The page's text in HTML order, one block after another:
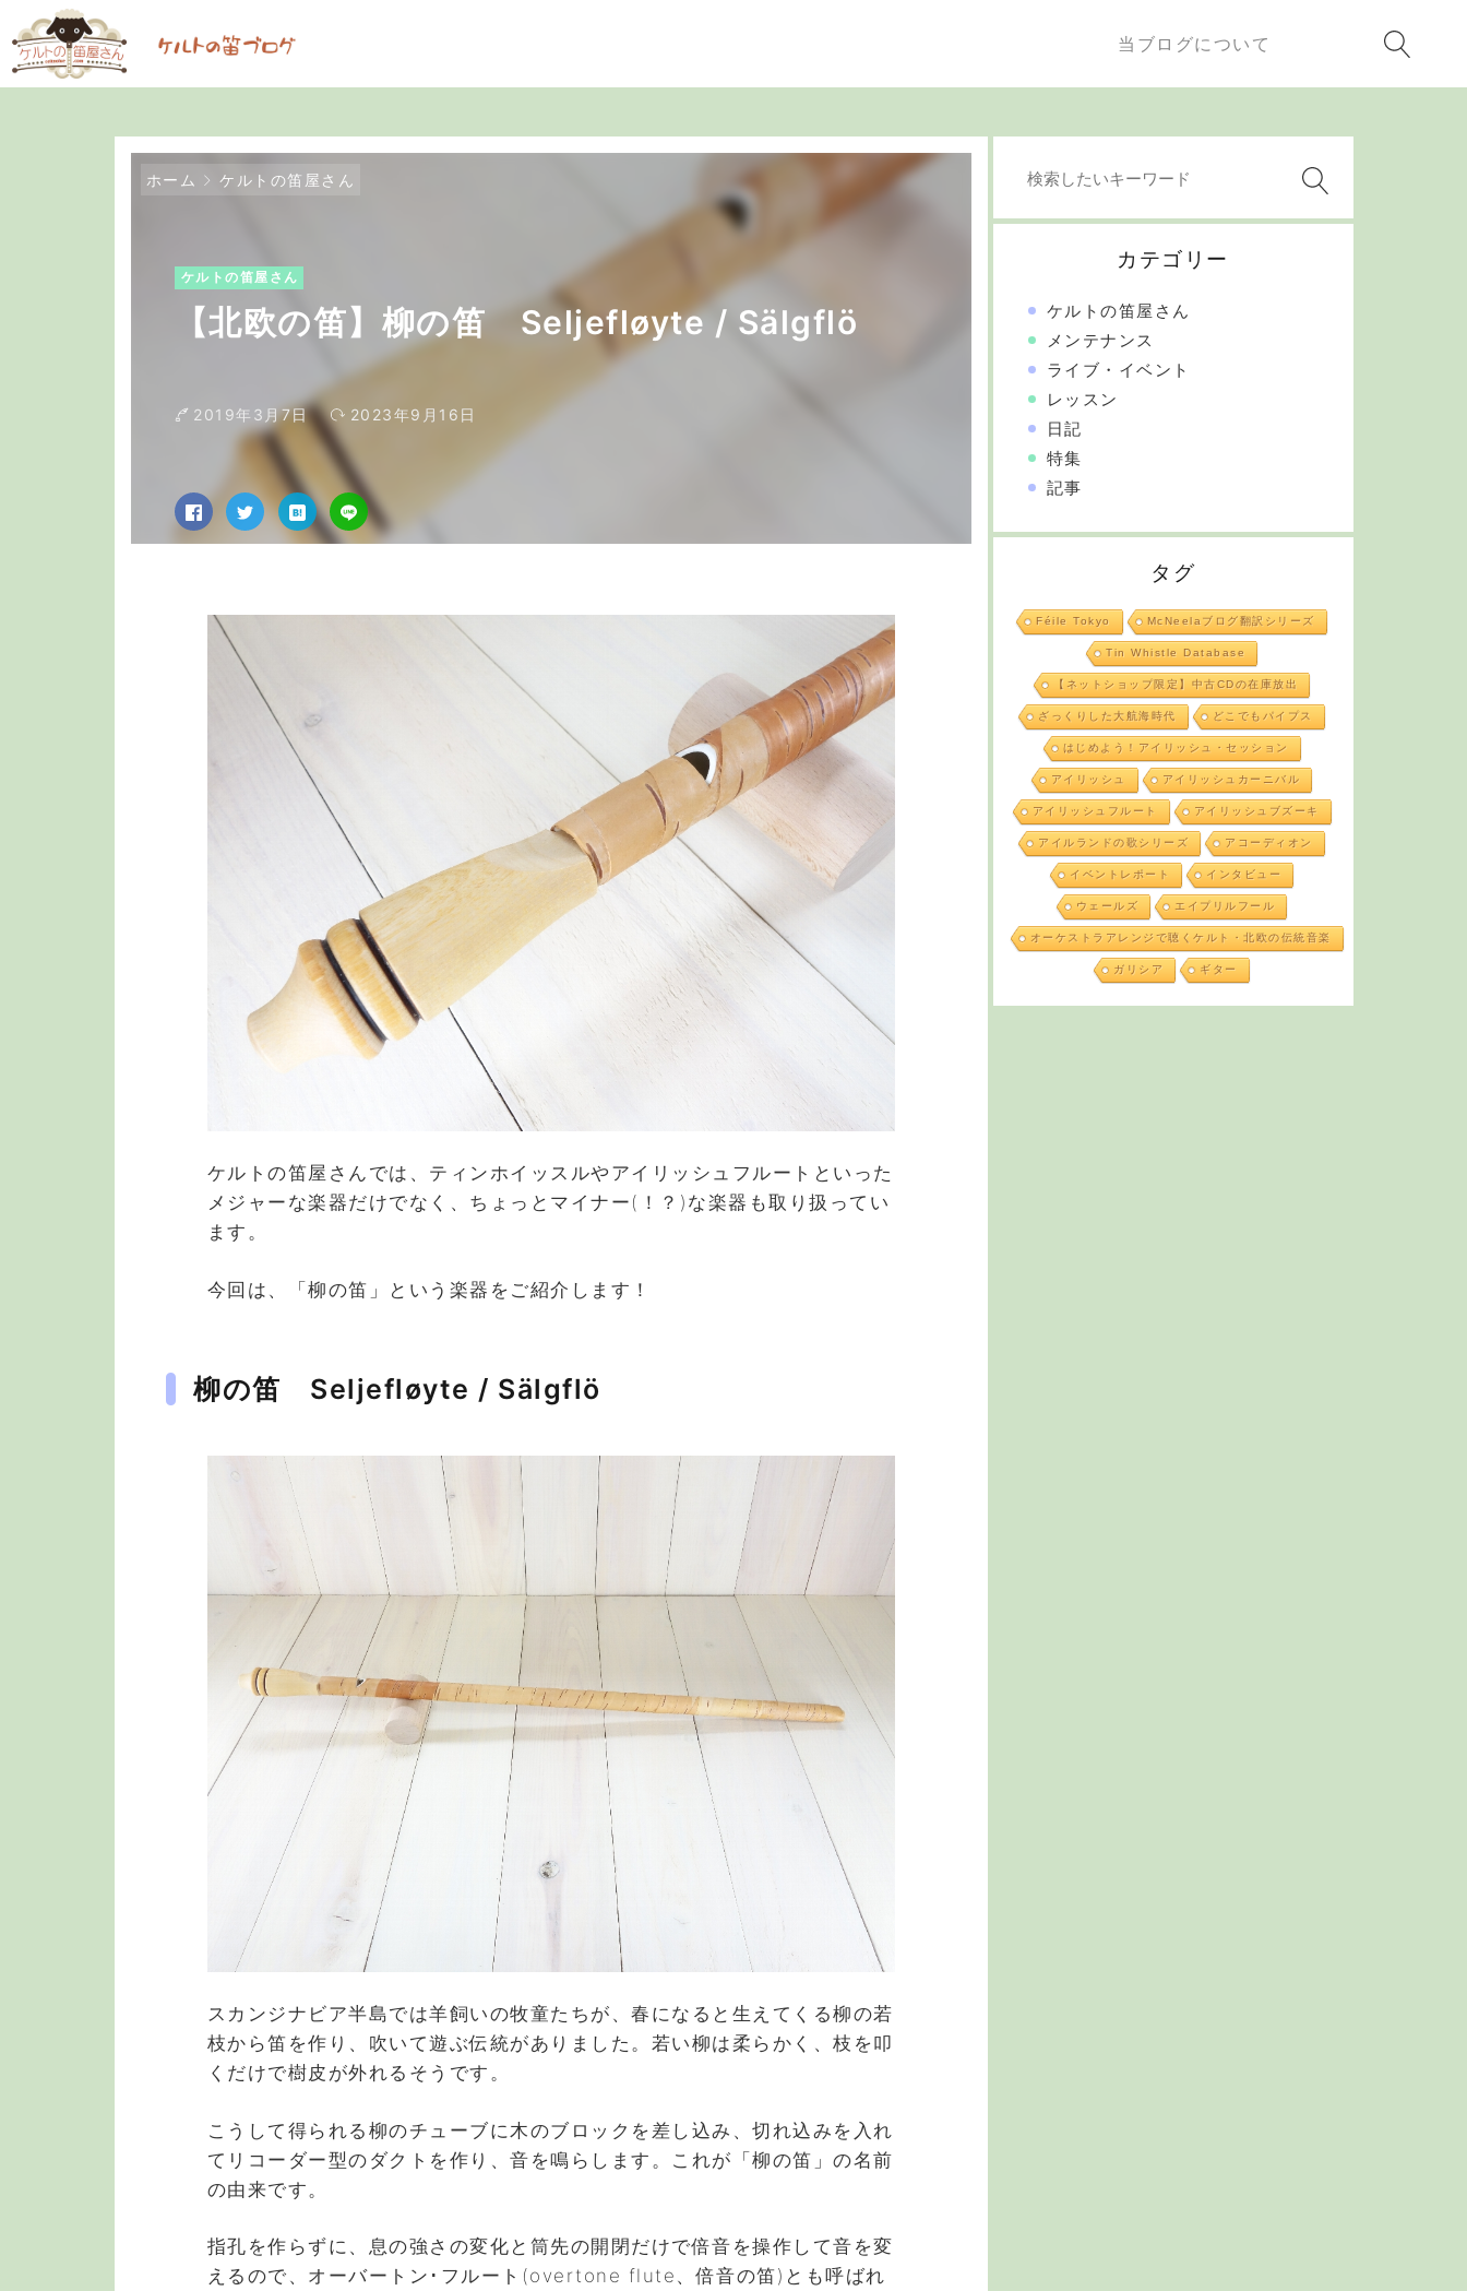
当ブログについて
ホーム ケルトの笛屋さん
ケルトの笛屋さん
【北欧の笛】柳の笛 Seljefløyte / Sälgflö
2019年3月7日 2023年9月16日
ケルトの笛屋さんでは、ティンホイッスルやアイリッシュフルートといった
メジャーな楽器だけでなく、ちょっとマイナー(！？)な楽器も取り扱ってい
ます。
今回は、「柳の笛」という楽器をご紹介します！
柳の笛 Seljefløyte / Sälgflö
スカンジナビア半島では羊飼いの牧童たちが、春になると生えてくる柳の若
枝から笛を作り、吹いて遊ぶ伝統がありました。若い柳は柔らかく、枝を叩
くだけで樹皮が外れるそうです。
こうして得られる柳のチューブに木のブロックを差し込み、切れ込みを入れ
てリコーダー型のダクトを作り、音を鳴らします。これが「柳の笛」の名前
の由来です。
指孔を作らずに、息の強さの変化と筒先の開閉だけで倍音を操作して音を変
えるので、オーバートン･フルート(overtone flute、倍音の笛)とも呼ばれ
カテゴリー
ケルトの笛屋さん
メンテナンス
ライブ・イベント
レッスン
日記
特集
記事
タグ
Féile Tokyo McNeelaブログ翻訳シリーズ
Tin Whistle Database
【ネットショップ限定】中古CDの在庫放出
ざっくりした大航海時代 どこでもパイプス
はじめよう！アイリッシュ・セッション
アイリッシュ アイリッシュカーニバル
アイリッシュフルート アイリッシュブズーキ
アイルランドの歌シリーズ アコーディオン
イベントレポート インタビュー
ウェールズ エイプリルフール
オーケストラアレンジで聴くケルト・北欧の伝統音楽
ガリシア ギター